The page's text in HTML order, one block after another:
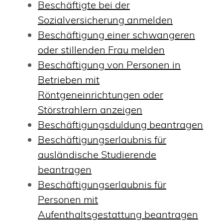
Beschäftigte bei der
Sozialversicherung anmelden
Beschäftigung einer schwangeren
oder stillenden Frau melden
Beschäftigung von Personen in
Betrieben mit
Röntgeneinrichtungen oder
Störstrahlern anzeigen
Beschäftigungsduldung beantragen
Beschäftigungserlaubnis für
ausländische Studierende
beantragen
Beschäftigungserlaubnis für
Personen mit
Aufenthaltsgestattung beantragen